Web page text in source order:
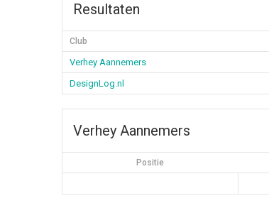
Resultaten
Club
Verhey Aannemers
DesignLog.nl
Verhey Aannemers
Positie